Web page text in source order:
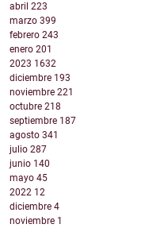
abril 223
marzo 399
febrero 243
enero 201
2023 1632
diciembre 193
noviembre 221
octubre 218
septiembre 187
agosto 341
julio 287
junio 140
mayo 45
2022 12
diciembre 4
noviembre 1